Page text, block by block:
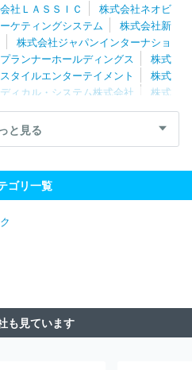
式会社
ＩＰＧデクストラ・ジャ
社ＬＡＳＳＩＣ
株式会社ネオビ
ケティングシステム
株式会社新
株式会社ジャパンインターナショ
ランナーホールディングス
株式
タイルエンターテイメント
株式
ィカル・システム株式会社
株式
井総研サプライチェーンコンサルテ
株式会社大西
株式会社クラーク総
ｊ．ｕｎｉｏｎ株式会社
株式会社
スエキスパート株式会社
ックス
フロンティア・マネジメント株式
株式会社エッジ・インターナショ
グループ
アイ・エス・エス株式
と見る
ゴリ一覧
も見ています